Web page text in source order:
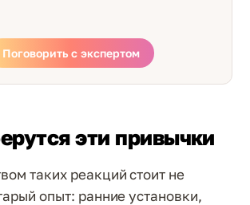
Поговорить с экспертом
эти привычки
таких реакций стоит не
опыт: ранние установки,